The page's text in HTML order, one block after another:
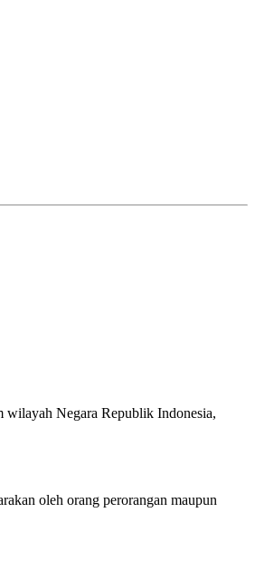
wilayah Negara Republik Indonesia,
oleh orang perorangan maupun